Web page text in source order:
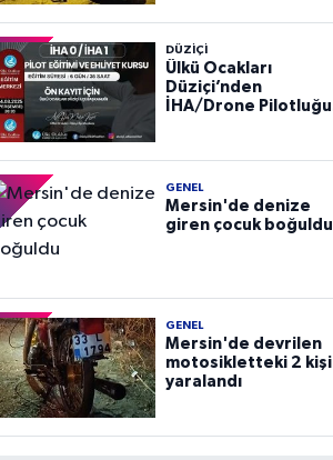
DÜZIÇI
Ülkü Ocakları
Düziçi’nden
İHA/Drone Pilotluğu
GENEL
Mersin'de denize
giren çocuk boğuldu
GENEL
Mersin'de devrilen
motosikletteki 2 kişi
yaralandı